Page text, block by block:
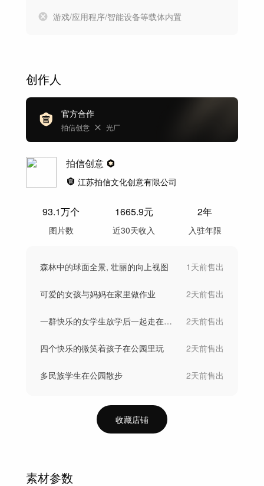
游戏/应用程序/智能设备等载体内置
创作人
官方合作
拍信创意 光厂
拍信创意
江苏拍信文化创意有限公司
93.1万个
图片数
1665.9元
近30天收入
2年
入驻年限
森林中的球面全景, 壮丽的向上视图 1天前售出
可爱的女孩与妈妈在家里做作业 2天前售出
一群快乐的女学生放学后一起走在一起的笔记 2天前售出
四个快乐的微笑着孩子在公园里玩 2天前售出
多民族学生在公园散步 2天前售出
收藏店铺
素材参数